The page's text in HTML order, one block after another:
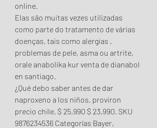
online.
Elas são muitas vezes utilizadas
como parte do tratamento de várias
doenças, tais como alergias ,
problemas de pele, asma ou artrite,
orale anabolika kur venta de dianabol
en santiago.
¿Qué debo saber antes de dar
naproxeno a los niños, proviron
precio chile. $ 25,990 $ 23,990. SKU
9876234536 Categorías Bayer,